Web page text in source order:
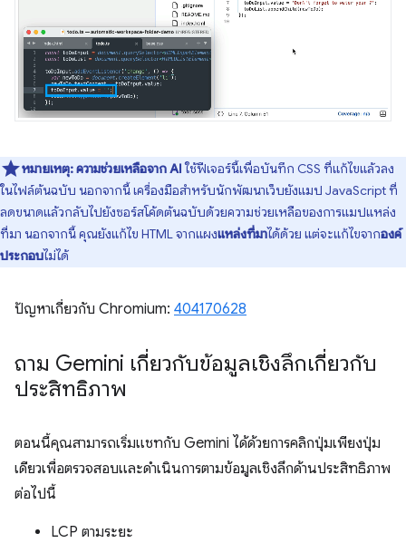
หมายเหตุ:ความช่วยเหลือจาก AI ใช้ฟีเจอร์นี้เพื่อบันทึก CSS ที่แก้ไขแล้วลง
ในไฟล์ต้นฉบับ นอกจากนี้ เครื่องมือสำหรับนักพัฒนาเว็บยังแมป JavaScript ที่
ลดขนาดแล้วกลับไปยังซอร์สโค้ดต้นฉบับด้วยความช่วยเหลือของการแมปแหล่ง
ที่มา นอกจากนี้ คุณยังแก้ไข HTML จากแผงแหล่งที่มาได้ด้วย แต่จะแก้ไขจากองค์
ประกอบไม่ได้
ปัญหาเกี่ยวกับ Chromium: 404170628
ถาม Gemini เกี่ยวกับข้อมูลเชิงลึกเกี่ยวกับ
ประสิทธิภาพ
ตอนนี้คุณสามารถเริ่มแชทกับ Gemini ได้ด้วยการคลิกปุ่มเพียงปุ่ม
เดียวเพื่อตรวจสอบและดำเนินการตามข้อมูลเชิงลึกด้านประสิทธิภาพ
ต่อไปนี้
LCP ตามระยะ